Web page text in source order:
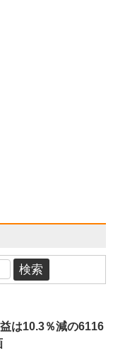
は10.3％減の6116